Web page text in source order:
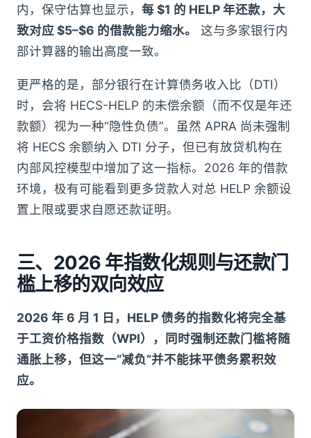
内，保守估算也显示， 每 $1 的 HELP 年还款，大
致对应 $5–$6 的借款能力缩水。
这与多家银行内
部计算器的输出高度一致。
更严格的是，部分银行在计算债务收入比（DTI）
时，会将 HECS-HELP 的未偿余额（而不仅是年还
款额）视为一种“隐性负债”。虽然 APRA 尚未强制
将 HECS 余额纳入 DTI 分子，但已有放贷机构在
内部风控模型中增加了这一指标。2026 年的借款
环境，极有可能看到更多贷款人对总 HELP 余额设
置上限或要求自愿还款证明。
三、2026 年指数化规则与还款门
槛上移的双向效应
2026 年 6 月 1 日，HELP 债务的指数化将完全基
于工资价格指数（WPI），同时强制还款门槛将随
通胀上移，但这一“减负”并不能抹平债务累积效
应。